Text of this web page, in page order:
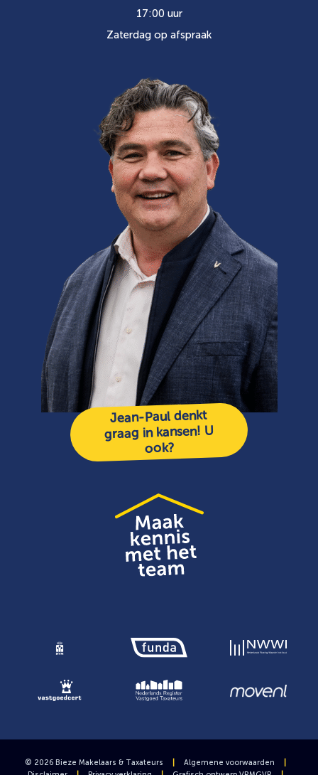
17:00 uur
Zaterdag op afspraak
Jean-Paul denkt
graag in kansen! U
ook?
© 2026 Bieze Makelaars & Taxateurs Algemene voorwaarden